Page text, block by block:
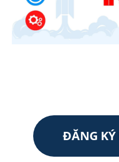
ĐĂNG